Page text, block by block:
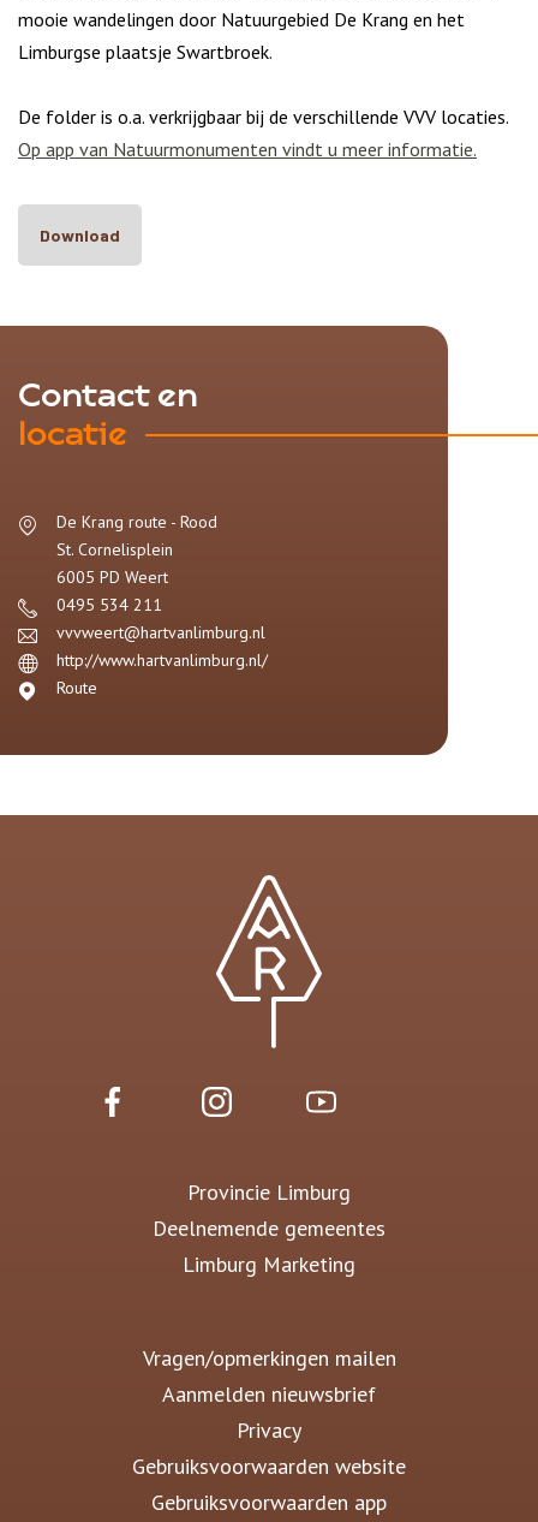
mooie wandelingen door Natuurgebied De Krang en het
Limburgse plaatsje Swartbroek.
De folder is o.a. verkrijgbaar bij de verschillende VVV locaties.
Op app van Natuurmonumenten vindt u meer informatie.
Download
Contact en
locatie
De Krang route - Rood
St. Cornelisplein
6005 PD Weert
0495 534 211
vvvweert@hartvanlimburg.nl
http://www.hartvanlimburg.nl/
Route
Provincie Limburg
Deelnemende gemeentes
Limburg Marketing
Vragen/opmerkingen mailen
Aanmelden nieuwsbrief
Privacy
Gebruiksvoorwaarden website
Gebruiksvoorwaarden app